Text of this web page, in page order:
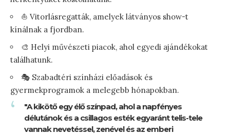
⛵ Vitorlásregatták, amelyek látványos show-t
kínálnak a fjordban.
🎨 Helyi művészeti piacok, ahol egyedi ajándékokat
találhatunk.
🎭 Szabadtéri színházi előadások és
gyermekprogramok a melegebb hónapokban.
"A kikötő egy élő színpad, ahol a napfényes
délutánok és a csillagos esték egyaránt telis-tele
vannak nevetéssel, zenével és az emberi